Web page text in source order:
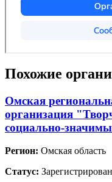
Похожие
Омская
организация
социально-
Регион: Омская область
Статус: